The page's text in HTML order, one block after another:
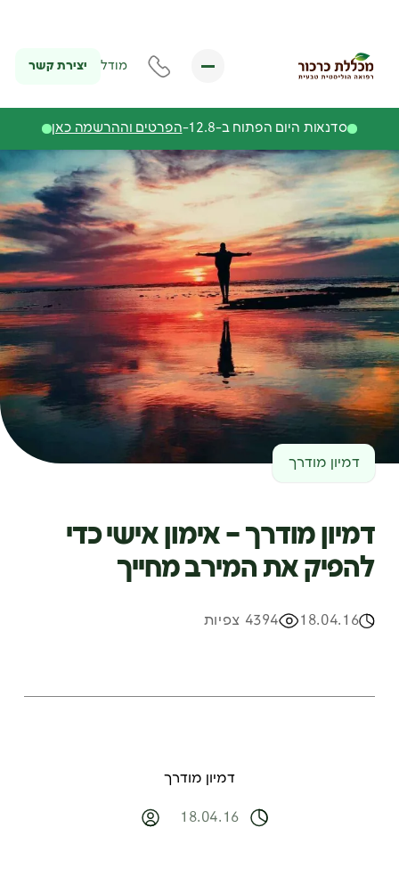
מודל יצירת קשר
סדנאות היום הפתוח ב-12.8- הפרטים וההרשמה כאן
דמיון מודרך
דמיון מודרך – אימון אישי כדי
להפיק את המירב מחייך
18.04.16 4394 צפיות
דמיון מודרך
18.04.16